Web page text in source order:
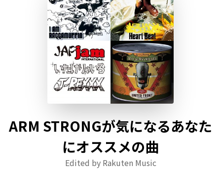
初回30日間無料お試し
ARM STRONGが気になるあなた
にオススメの曲
Edited by Rakuten Music